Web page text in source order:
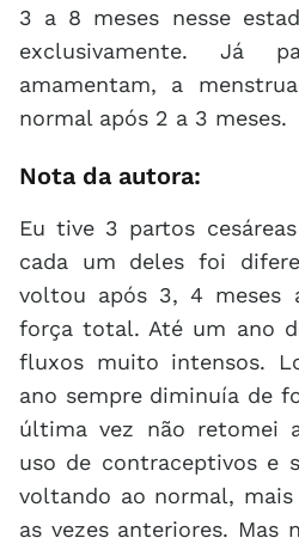
3 a 8 meses nesse
exclusivamente. Já
amamentam, a
normal após 2 a 3 meses.
Nota da autora:
Eu tive 3 partos
cada um deles foi
voltou após 3, 4 meses
força total. Até um ano
fluxos muito intensos.
ano sempre diminuía de
última vez não retomei
uso de contraceptivos e
voltando ao normal,
as vezes anteriores. Mas